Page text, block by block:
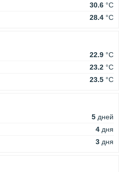
30.6 °C
28.4 °C
22.9 °C
23.2 °C
23.5 °C
5 дней
4 дня
3 дня